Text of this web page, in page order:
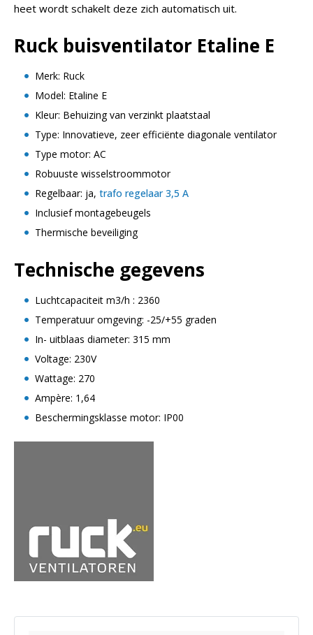
heet wordt schakelt deze zich automatisch uit.
Ruck buisventilator Etaline E
Merk: Ruck
Model: Etaline E
Kleur: Behuizing van verzinkt plaatstaal
Type: Innovatieve, zeer efficiënte diagonale ventilator
Type motor: AC
Robuuste wisselstroommotor
Regelbaar: ja, trafo regelaar 3,5 A
Inclusief montagebeugels
Thermische beveiliging
Technische gegevens
Luchtcapaciteit m3/h : 2360
Temperatuur omgeving: -25/+55 graden
In- uitblaas diameter: 315 mm
Voltage: 230V
Wattage: 270
Ampère: 1,64
Beschermingsklasse motor: IP00